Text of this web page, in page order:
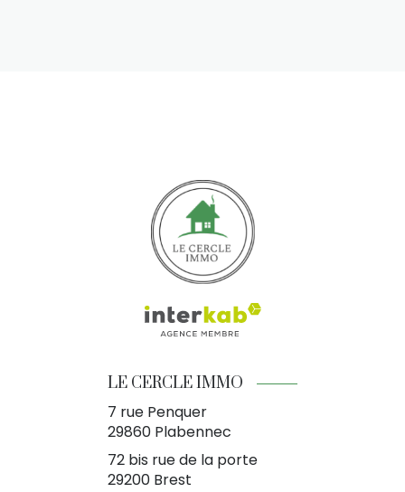
LE CERCLE IMMO
7 rue Penquer
29860 Plabennec
72 bis rue de la porte
29200 Brest